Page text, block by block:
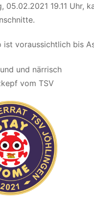
05.02.2021 19.11 Uhr,
ist voraussichtlich bis
und närrisch
vom TSV